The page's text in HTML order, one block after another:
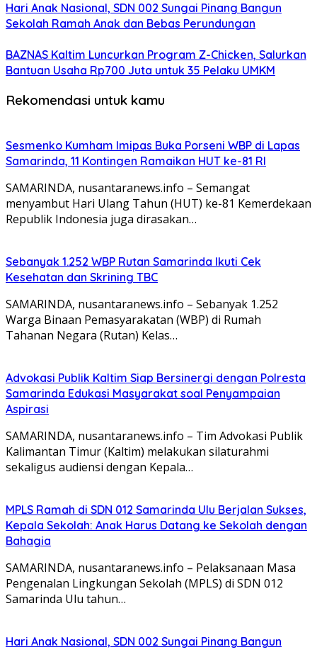
Hari Anak Nasional, SDN 002 Sungai Pinang Bangun
Sekolah Ramah Anak dan Bebas Perundungan
BAZNAS Kaltim Luncurkan Program Z-Chicken, Salurkan
Bantuan Usaha Rp700 Juta untuk 35 Pelaku UMKM
Rekomendasi untuk kamu
Sesmenko Kumham Imipas Buka Porseni WBP di Lapas
Samarinda, 11 Kontingen Ramaikan HUT ke-81 RI
SAMARINDA, nusantaranews.info – Semangat
menyambut Hari Ulang Tahun (HUT) ke-81 Kemerdekaan
Republik Indonesia juga dirasakan…
Sebanyak 1.252 WBP Rutan Samarinda Ikuti Cek
Kesehatan dan Skrining TBC
SAMARINDA, nusantaranews.info – Sebanyak 1.252
Warga Binaan Pemasyarakatan (WBP) di Rumah
Tahanan Negara (Rutan) Kelas…
Advokasi Publik Kaltim Siap Bersinergi dengan Polresta
Samarinda Edukasi Masyarakat soal Penyampaian
Aspirasi
SAMARINDA, nusantaranews.info – Tim Advokasi Publik
Kalimantan Timur (Kaltim) melakukan silaturahmi
sekaligus audiensi dengan Kepala…
MPLS Ramah di SDN 012 Samarinda Ulu Berjalan Sukses,
Kepala Sekolah: Anak Harus Datang ke Sekolah dengan
Bahagia
SAMARINDA, nusantaranews.info – Pelaksanaan Masa
Pengenalan Lingkungan Sekolah (MPLS) di SDN 012
Samarinda Ulu tahun…
Hari Anak Nasional, SDN 002 Sungai Pinang Bangun